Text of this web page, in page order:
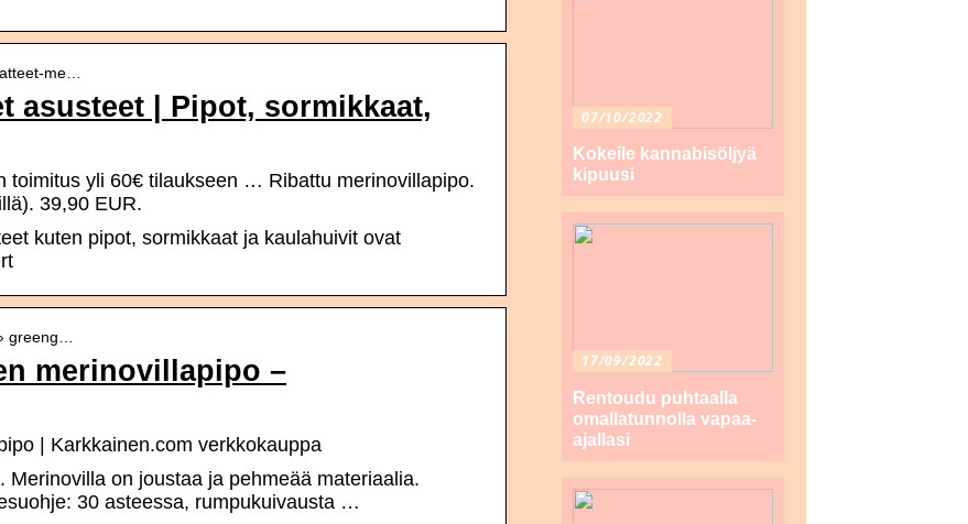
me…
asusteet | Pipot, sormikkaat,
toimitus yli 60€ tilaukseen … Ribattu merinovillapipo.
39,90 EUR.
kuten pipot, sormikkaat ja kaulahuivit ovat
greeng…
merinovillapipo –
| Karkkainen.com verkkokauppa
on joustaa ja pehmeää materiaalia.
30 asteessa, rumpukuivausta …
07/10/2022
Kokeile kannabisöljyä
kipuusi
17/09/2022
Rentoudu puhtaalla
omallatunnolla vapaa-
ajallasi